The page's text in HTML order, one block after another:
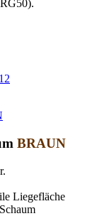
BRAUN
Liegefläche